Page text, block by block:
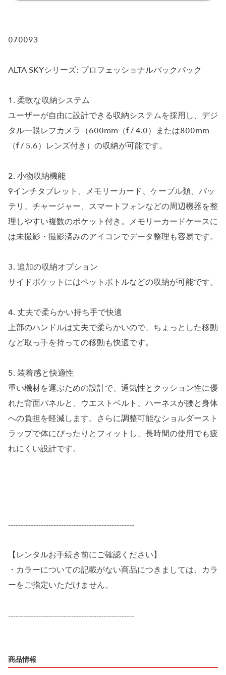
070093
ALTA SKYシリーズ: プロフェッショナルバックパック
1. 柔軟な収納システム
ユーザーが自由に設計できる収納システムを採用し、デジ
タル一眼レフカメラ（600mm（f / 4.0）または800mm
（f / 5.6）レンズ付き）の収納が可能です。
2. 小物収納機能
9インチタブレット、メモリーカード、ケーブル類、バッ
テリ、チャージャー、スマートフォンなどの周辺機器を整
理しやすい複数のポケット付き。メモリーカードケースに
は未撮影・撮影済みのアイコンでデータ整理も容易です。
3. 追加の収納オプション
サイドポケットにはペットボトルなどの収納が可能です。
4. 丈夫で柔らかい持ち手で快適
上部のハンドルは丈夫で柔らかいので、ちょっとした移動
など取っ手を持っての移動も快適です。
5. 装着感と快適性
重い機材を運ぶための設計で、通気性とクッション性に優
れた背面パネルと、ウエストベルト、ハーネスが腰と身体
への負担を軽減します。さらに調整可能なショルダースト
ラップで体にぴったりとフィットし、長時間の使用でも疲
れにくい設計です。
--------------------------------------------------
【レンタルお手続き前にご確認ください】
・カラーについての記載がない商品につきましては、カラ
ーをご指定いただけません。
--------------------------------------------------
商品情報